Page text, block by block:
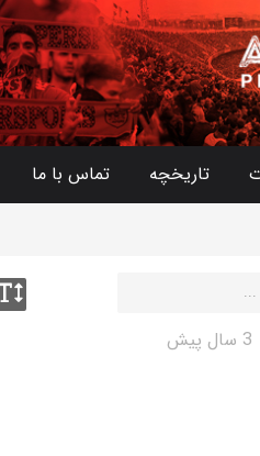
تاریخچه تماس با ما
...
3 سال پیش